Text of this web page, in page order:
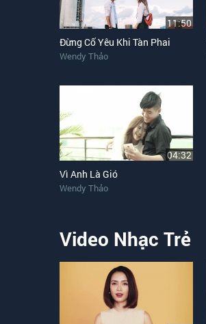
11:50
Đừng Cố Yêu Khi Tàn Phai
Wendy Thảo
04:32
Vì Anh Là Gió
Wendy Thảo
Video Nhạc Trẻ